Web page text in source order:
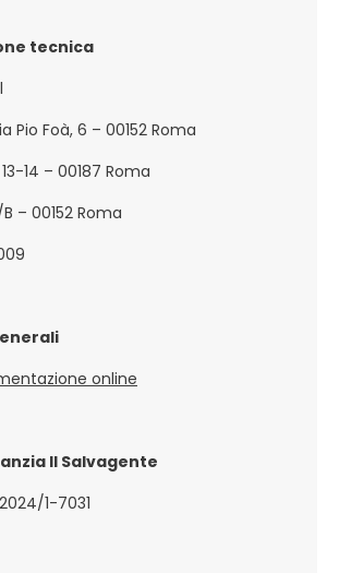
tecnica
Pio Foà, 6 – 00152 Roma
14 – 00187 Roma
– 00152 Roma
online
Il Salvagente
1-7031